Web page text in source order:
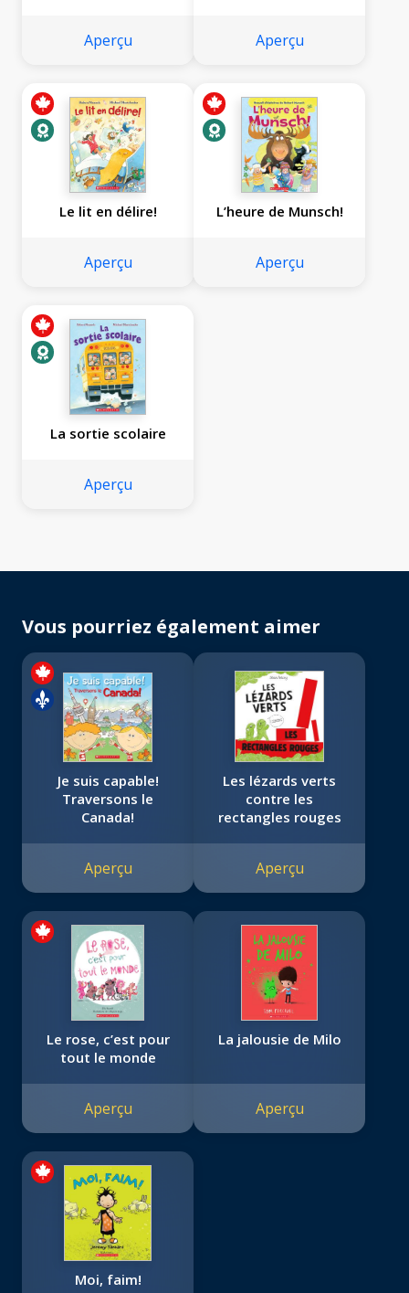
Aperçu Aperçu
Le lit en délire!
Aperçu
L’heure de Munsch!
Aperçu
La sortie scolaire
Aperçu
Vous pourriez également aimer
Je suis capable!
Traversons le
Canada!
Aperçu
Les lézards verts
contre les
rectangles rouges
Aperçu
Le rose, c’est pour
tout le monde
Aperçu
La jalousie de Milo
Aperçu
Moi, faim!